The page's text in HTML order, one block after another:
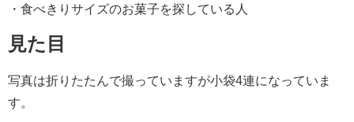
・食べきりサイズのお菓子を探している人
見た目
写真は折りたたんで撮っていますが小袋4連になっていま
す。